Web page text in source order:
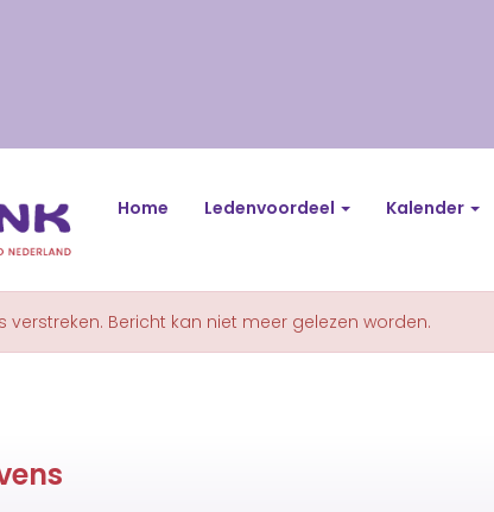
Home Ledenvoordeel Kalender
Bericht kan niet meer gelezen worden.